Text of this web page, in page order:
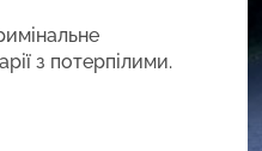
з потерпілими.